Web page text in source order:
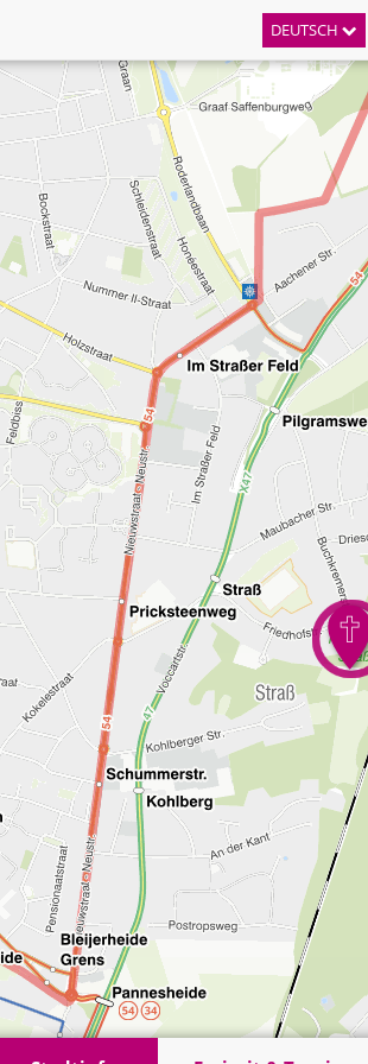
DEUTSCH